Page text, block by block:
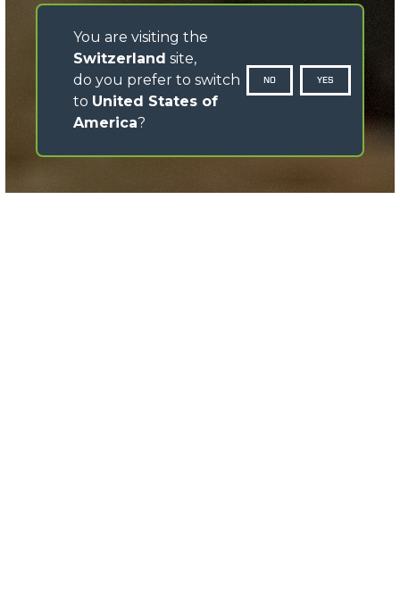
You are visiting the
Switzerland site,
do you prefer to switch
to United States of
America?
NO YES